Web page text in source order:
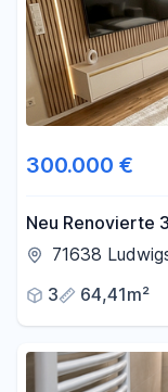
300.000 €
Neu Renovierte
71638
3
64,41m²